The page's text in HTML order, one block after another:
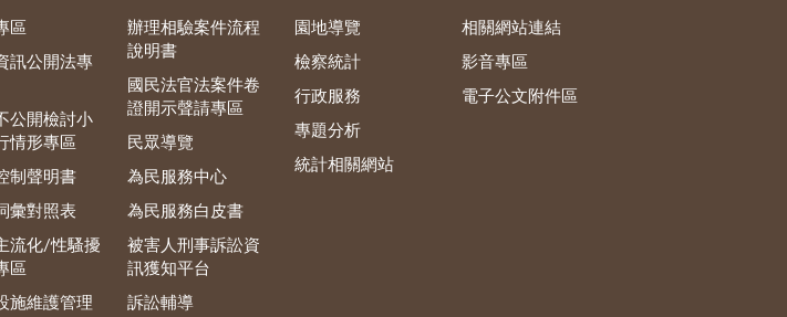
區
訊公開法專
公開檢討小
情形專區
制聲明書
彙對照表
流化/性騷擾
區
施維護管理
辦理相驗案件流程
說明書
國民法官法案件卷
證開示聲請專區
民眾導覽
為民服務中心
為民服務白皮書
被害人刑事訴訟資
訊獲知平台
訴訟輔導
園地導覽
檢察統計
行政服務
專題分析
統計相關網站
相關網站連結
影音專區
電子公文附件區